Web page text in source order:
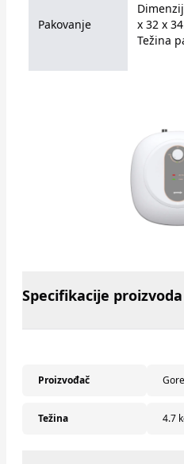
Pakovanje
x 32 x
Težina
Specifikacije proizvoda
Proizvođač
Težina 4.7